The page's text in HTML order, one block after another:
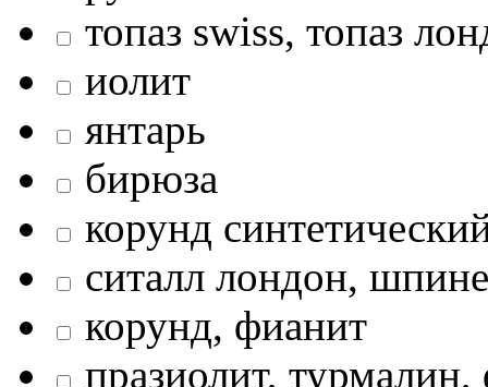
топаз swiss, топаз
иолит
янтарь
бирюза
корунд
ситалл лондон,
корунд, фианит
празиолит,